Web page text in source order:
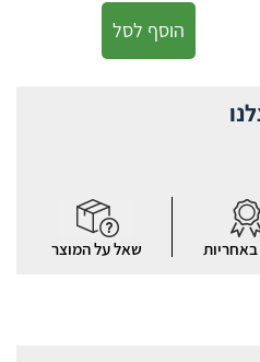
הוסף לסל
שאל על המוצר